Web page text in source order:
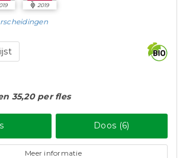
2019
35,20 per fles
Doos (6)
Meer informatie